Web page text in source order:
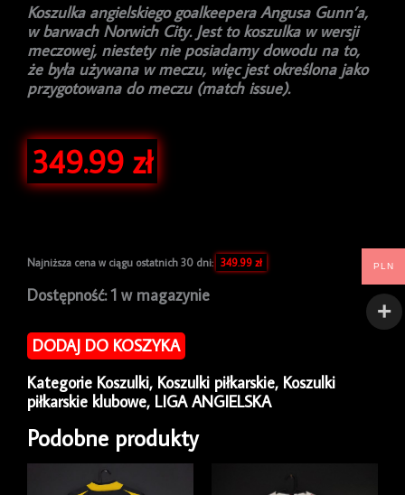
Koszulka angielskiego goalkeepera Angusa Gunn’a,
w barwach Norwich City. Jest to koszulka w wersji
meczowej, niestety nie posiadamy dowodu na to,
że była używana w meczu, więc jest określona jako
przygotowana do meczu (match issue).
349.99 zł
Najniższa cena w ciągu ostatnich 30 dni: 349.99 zł
Dostępność: 1 w magazynie
ilość
piłkarska
Norwich
2021/22
Joma
GK
Angus
Gunn
DODAJ DO KOSZYKA
Kategorie Koszulki, Koszulki piłkarskie, Koszulki
piłkarskie klubowe, LIGA ANGIELSKA
Podobne produkty
PLN